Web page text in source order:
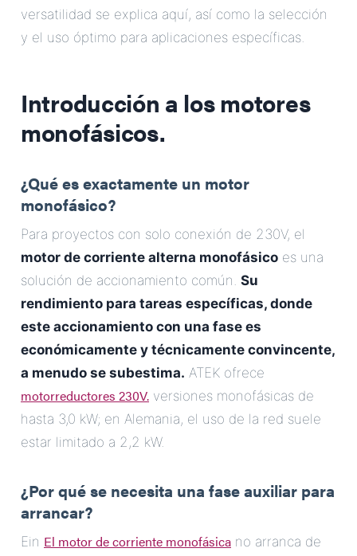
versatilidad se explica aquí, así como la selección
y el uso óptimo para aplicaciones específicas.
Introducción a los motores
monofásicos.
¿Qué es exactamente un motor
monofásico?
Para proyectos con solo conexión de 230V, el
motor de corriente alterna monofásico es una
solución de accionamiento común. Su
rendimiento para tareas específicas, donde
este accionamiento con una fase es
económicamente y técnicamente convincente,
a menudo se subestima. ATEK ofrece
motorreductores 230V. versiones monofásicas de
hasta 3,0 kW; en Alemania, el uso de la red suele
estar limitado a 2,2 kW.
¿Por qué se necesita una fase auxiliar para
arrancar?
Ein El motor de corriente monofásica no arranca de